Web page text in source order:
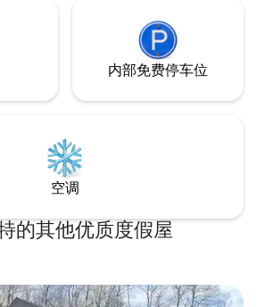
内部免费停车位
空调
的其他优质度假屋